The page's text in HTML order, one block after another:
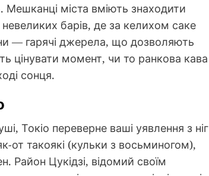
міста вміють знаходити
барів, де за келихом саке
— гарячі джерела, що дозволяють
цінувати момент, чи то ранкова кава
сонця.
Токіо переверне ваші уявлення з ніг
от такоякі (кульки з восьминогом),
Район Цукідзі, відомий своїм